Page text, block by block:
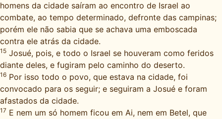
homens da cidade saíram ao encontro de Israel ao
combate, ao tempo determinado, defronte das campinas;
porém ele não sabia que se achava uma emboscada
contra ele atrás da cidade.
15 Josué, pois, e todo o Israel se houveram como feridos
diante deles, e fugiram pelo caminho do deserto.
16 Por isso todo o povo, que estava na cidade, foi
convocado para os seguir; e seguiram a Josué e foram
afastados da cidade.
17 E nem um só homem ficou em Ai, nem em Betel, que